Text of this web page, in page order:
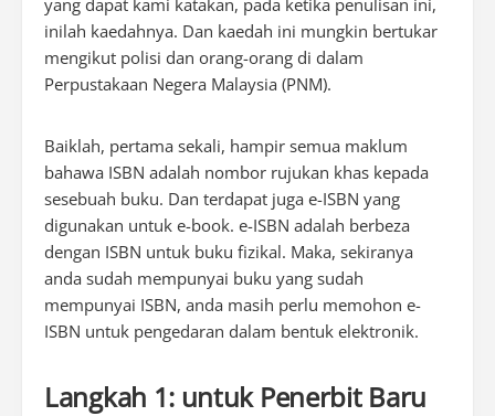
yang dapat kami katakan, pada ketika penulisan ini,
inilah kaedahnya. Dan kaedah ini mungkin bertukar
mengikut polisi dan orang-orang di dalam
Perpustakaan Negera Malaysia (PNM).
Baiklah, pertama sekali, hampir semua maklum
bahawa ISBN adalah nombor rujukan khas kepada
sesebuah buku. Dan terdapat juga e-ISBN yang
digunakan untuk e-book. e-ISBN adalah berbeza
dengan ISBN untuk buku fizikal. Maka, sekiranya
anda sudah mempunyai buku yang sudah
mempunyai ISBN, anda masih perlu memohon e-
ISBN untuk pengedaran dalam bentuk elektronik.
Langkah 1: untuk Penerbit Baru